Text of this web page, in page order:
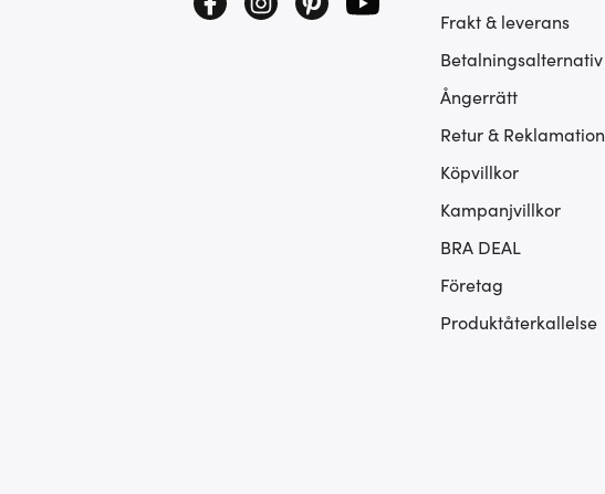
Frakt & leverans
Betalningsalternativ
Ångerrätt
Retur & Reklamation
Köpvillkor
Kampanjvillkor
BRA DEAL
Företag
Produktåterkallelse